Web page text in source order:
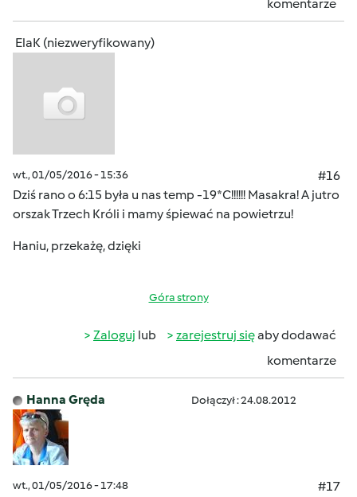
komentarze
ElaK (niezweryfikowany)
wt., 01/05/2016 - 15:36
#16
Dziś rano o 6:15 była u nas temp -19*C!!!!!! Masakra! A jutro
orszak Trzech Króli i mamy śpiewać na powietrzu!
Haniu, przekażę, dzięki
Góra strony
Zaloguj lub zarejestruj sięaby dodawać
komentarze
Hanna Gręda Dołączył : 24.08.2012
wt., 01/05/2016 - 17:48
#17